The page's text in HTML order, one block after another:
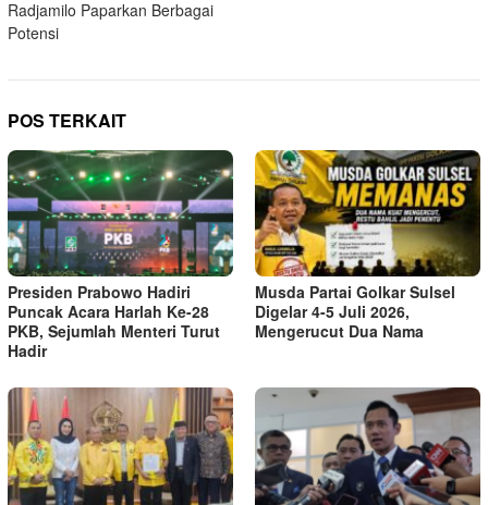
Radjamilo Paparkan Berbagai
Potensi
POS TERKAIT
Presiden Prabowo Hadiri
Puncak Acara Harlah Ke-28
PKB, Sejumlah Menteri Turut
Hadir
Musda Partai Golkar Sulsel
Digelar 4-5 Juli 2026,
Mengerucut Dua Nama